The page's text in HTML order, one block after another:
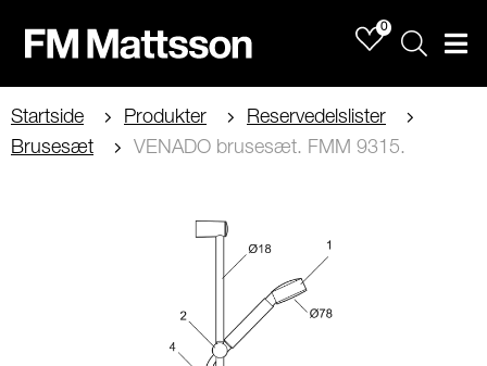
0
Sök
Startside Produkter
Reservedelslister
Brusesæt
VENADO brusesæt. FMM 9315.